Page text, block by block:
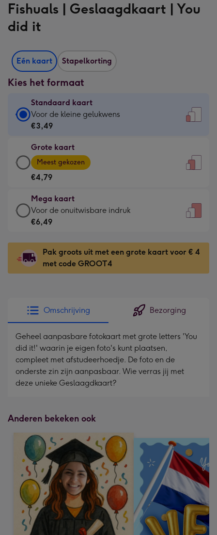
Fishuals | Geslaagdkaart | You
did it
Eén kaart Stapelkorting
Kies het formaat
Standaard kaart
Standaard
kaart
€3,49
-
Voor
kleine
gelukwens
-
120
x
160
mm
Voor de kleine gelukwens
€3,49
Grote kaart
Grote
kaart
-
€4,79
-
Meest
gekozen
Dimensions:
167
x
Meest gekozen
€4,79
Mega kaart
Mega
kaart
€6,49
-
Voor
-
Dimensions:
241
x
333
mm
Voor de onuitwisbare indruk
€6,49
Pak groots uit met een grote kaart voor € 4
met code GROOT4
Omschrijving Bezorging
Geheel aanpasbare fotokaart met grote letters 'You
did it!' waarin je eigen foto's kunt plaatsen,
compleet met afstudeerhoedje. De foto en de
onderste zin zijn aanpasbaar. Wie verras jij met
deze unieke Geslaagdkaart?
Anderen bekeken ook